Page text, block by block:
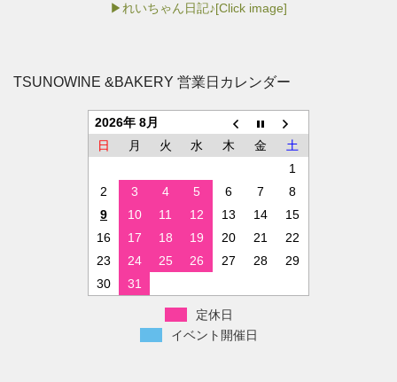
▶れいちゃん日記♪[Click image]
TSUNOWINE &BAKERY 営業日カレンダー
2026年 8月
日
月 火 水 木 金
土
1
2
3 4 5 6 7
8
9
10 11 12 13 14
15
16
17 18 19 20 21
22
23
24 25 26 27 28
29
30
31
定休日
イベント開催日